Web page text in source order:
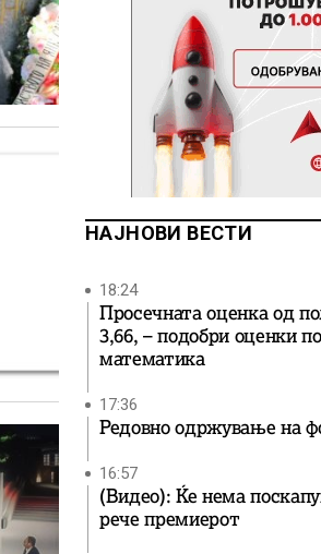
НАЈНОВИ ВЕСТИ
18:24
Просечната оценка од
3,66, – подобри оценки
математика
17:36
Редовно одржување на
16:57
(Видео): Ќе нема
рече премиерот